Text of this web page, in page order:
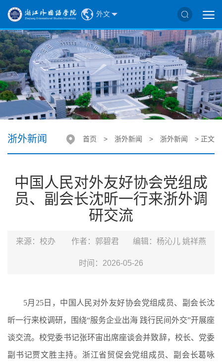
外文
浙外新闻 首页 > 浙外新闻 > 浙外新闻 > 正文
中国人民对外友好协会党组成
员、副会长沈昕一行来浙外调
研交流
来源：校办 作者：郭碧君 编辑：杨沁儿 姚祥燕
时间：2026-05-26
5月25日，中国人民对外友好协会党组成员、副会长沈
昕一行来校调研，围绕“服务企业出海 践行民间外交”开展座
谈交流。校党委书记张环宙出席座谈会并致辞，校长、党委
副书记贾文胜主持。浙江省贸促会党组成员、副会长葛咏